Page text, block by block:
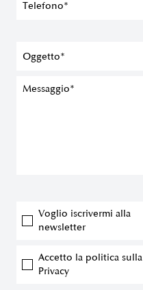
Voglio iscrivermi alla
newsletter
Accetto la politica sulla
Privacy